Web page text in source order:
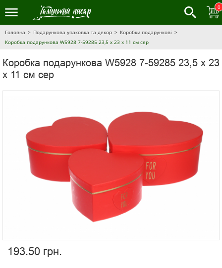
0
Головна Подарункова упаковка та декор
Коробки подарункові
Коробка подарункова W5928 7-59285 23,5 х 23 х 11 см сер
Коробка подарункова W5928 7-59285 23,5 х 23
х 11 см сер
193.50 грн.